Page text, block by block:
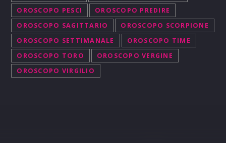
OROSCOPO PESCI
OROSCOPO PREDIRE
OROSCOPO SAGITTARIO
OROSCOPO SCORPIONE
OROSCOPO SETTIMANALE
OROSCOPO TIME
OROSCOPO TORO
OROSCOPO VERGINE
OROSCOPO VIRGILIO